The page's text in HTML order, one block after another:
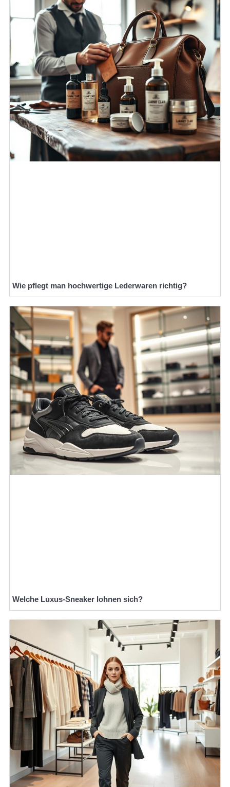
Wie pflegt man hochwertige Lederwaren richtig?
Welche Luxus-Sneaker lohnen sich?